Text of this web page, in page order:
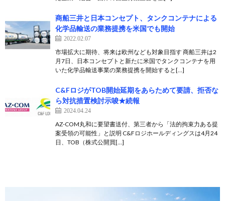
商船三井と日本コンセプト、タンクコンテナによる
化学品輸送の業務提携を米国でも開始
2022.02.07
市場拡大に期待、将来は欧州なども対象目指す 商船三井は2
月7日、日本コンセプトと新たに米国でタンクコンテナを用
いた化学品輸送事業の業務提携を開始すると[…]
C&FロジがTOB開始延期をあらためて要請、拒否な
ら対抗措置検討示唆★続報
2024.04.24
AZ-COM丸和に要望書送付、第三者から「法的拘束力ある提
案受領の可能性」と説明 C&Fロジホールディングスは4月24
日、TOB（株式公開買[…]